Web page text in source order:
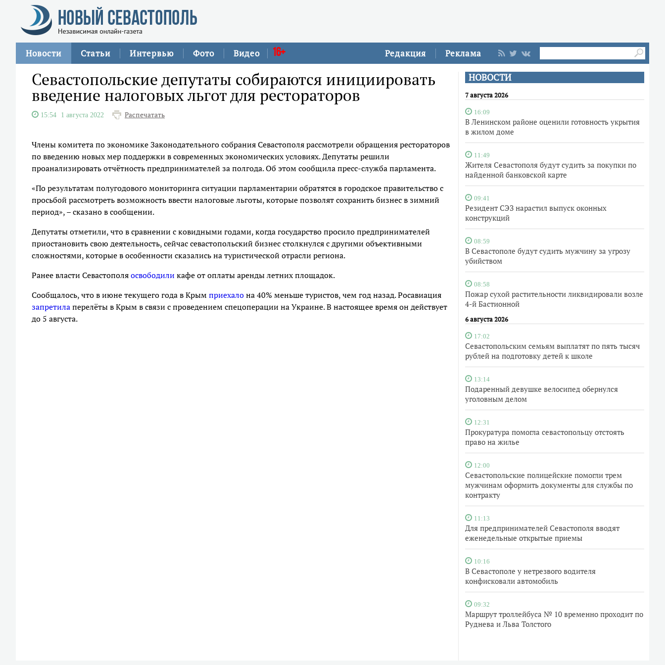
Редакция Реклама
Новости Статьи Интервью Фото Видео 16+
НОВОСТИ
7 августа 2026
16:09
В Ленинском районе оценили готовность укрытия
в жилом доме
11:49
Жителя Севастополя будут судить за покупки по
найденной банковской карте
09:41
Резидент СЭЗ нарастил выпуск оконных
конструкций
08:59
В Севастополе будут судить мужчину за угрозу
убийством
08:58
Пожар сухой растительности ликвидировали возле
4-й Бастионной
6 августа 2026
17:02
Севастопольским семьям выплатят по пять тысяч
рублей на подготовку детей к школе
13:14
Подаренный девушке велосипед обернулся
уголовным делом
12:31
Прокуратура помогла севастопольцу отстоять
право на жилье
12:00
Севастопольские полицейские помогли трем
мужчинам оформить документы для службы по
контракту
11:13
Для предпринимателей Севастополя вводят
еженедельные открытые приемы
10:16
В Севастополе у нетрезвого водителя
конфисковали автомобиль
09:32
Маршрут троллейбуса № 10 временно проходит по
Руднева и Льва Толстого
Севастопольские депутаты собираются инициировать
введение налоговых льгот для рестораторов
15:54 1 августа 2022 Распечатать
Члены комитета по экономике Законодательного собрания Севастополя рассмотрели обращения рестораторов
по введению новых мер поддержки в современных экономических условиях. Депутаты решили
проанализировать отчётность предпринимателей за полгода. Об этом сообщила пресс-служба парламента.
«По результатам полугодового мониторинга ситуации парламентарии обратятся в городское правительство с
просьбой рассмотреть возможность ввести налоговые льготы, которые позволят сохранить бизнес в зимний
период», – сказано в сообщении.
Депутаты отметили, что в сравнении с ковидными годами, когда государство просило предпринимателей
приостановить свою деятельность, сейчас севастопольский бизнес столкнулся с другими объективными
сложностями, которые в особенности сказались на туристической отрасли региона.
Ранее власти Севастополяосвободили кафе от оплаты аренды летних площадок.
Сообщалось, что в июне текущего года в Крымприехалона 40% меньше туристов, чем год назад. Росавиация
запретилаперелёты в Крым в связи с проведением спецоперации на Украине. В настоящее время он действует
до 5 августа.